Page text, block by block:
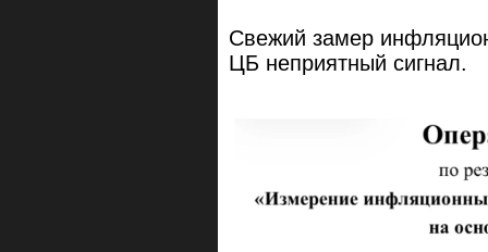
Свежий замер
ЦБ неприятный сигнал.